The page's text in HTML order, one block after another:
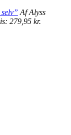
Af Alyss
279,95 kr.